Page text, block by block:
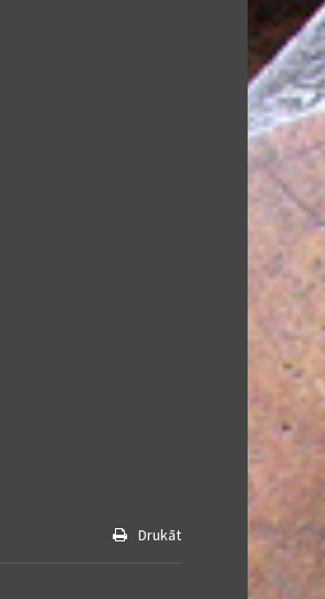
Drukāt